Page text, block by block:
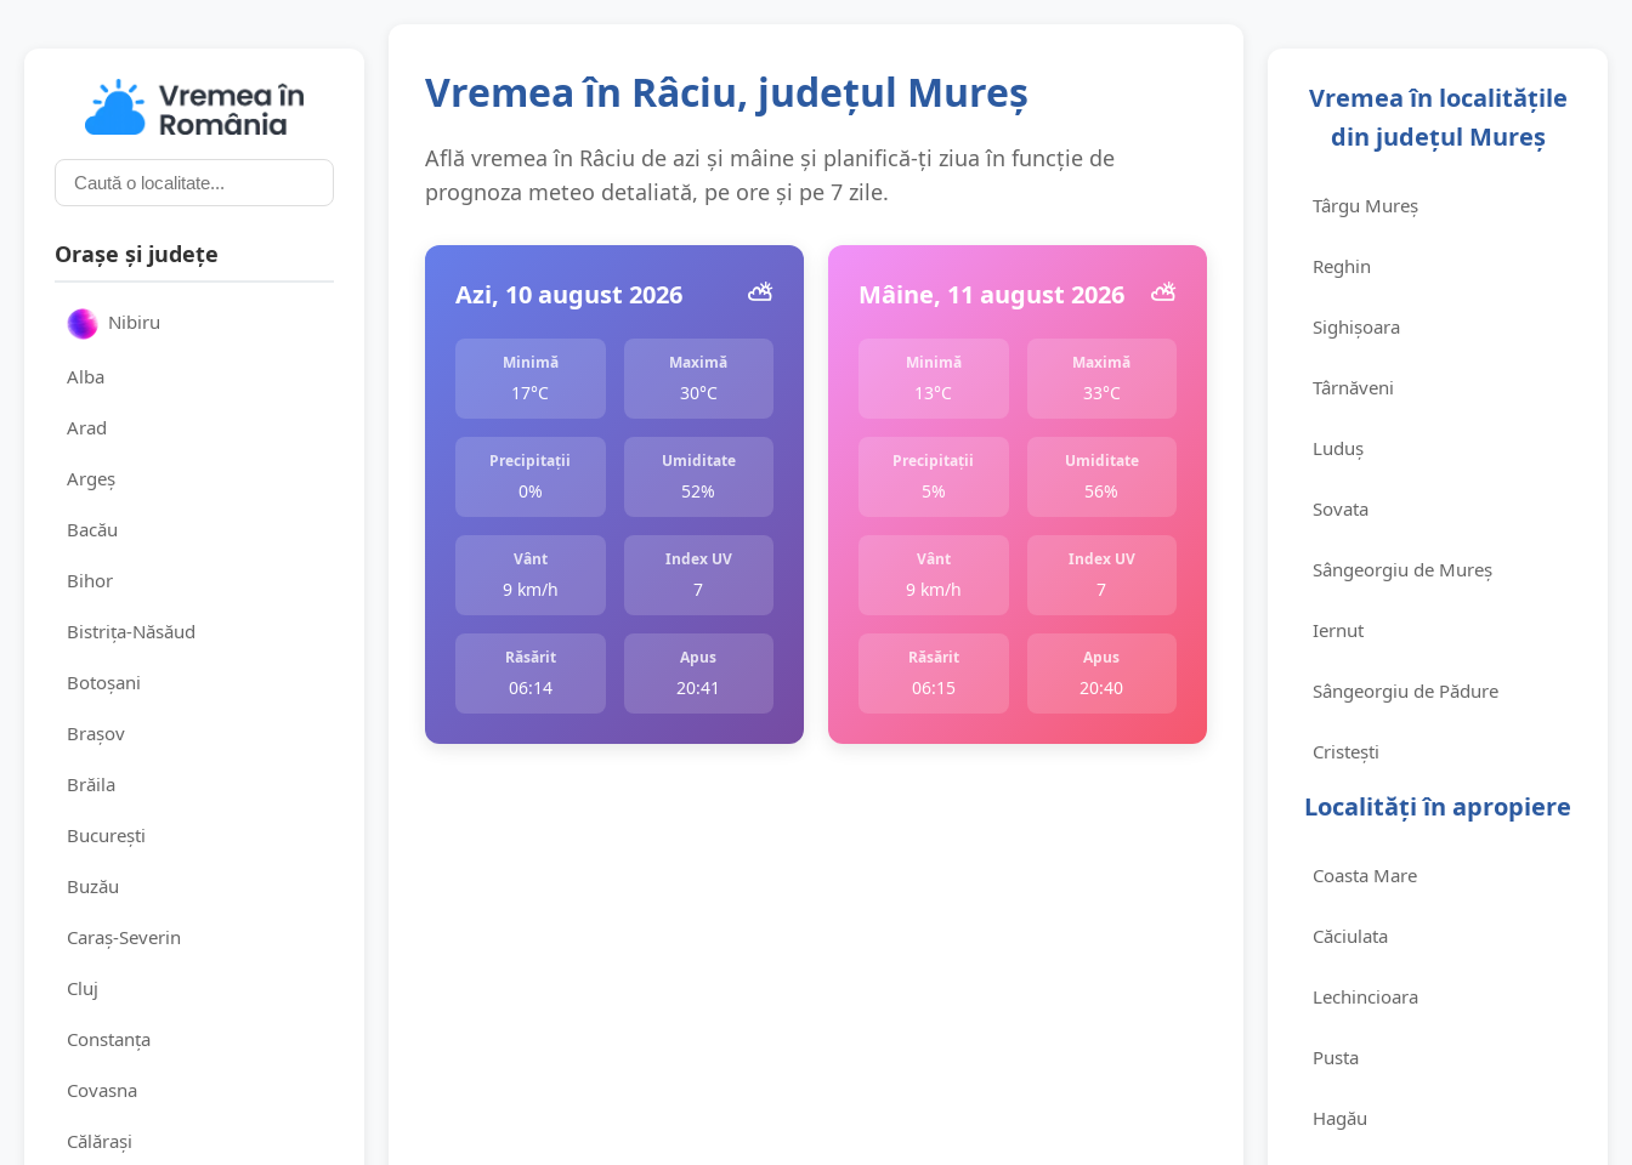
Orașe și județe
Nibiru
Alba
Arad
Argeș
Bacău
Bihor
Bistrița-Năsăud
Botoșani
Brașov
Brăila
București
Buzău
Caraș-Severin
Cluj
Constanța
Covasna
Călărași
Vremea în Râciu, județul Mureș
Află vremea în Râciu de azi și mâine și planifică-ți ziua în funcție de
prognoza meteo detaliată, pe ore și pe 7 zile.
Azi, 10 august 2026 ⛅️
Minimă
17°C
Maximă
30°C
Precipitații
0%
Umiditate
52%
Vânt
9 km/h
Index UV
7
Răsărit
06:14
Apus
20:41
Mâine, 11 august 2026 ⛅️
Minimă
13°C
Maximă
33°C
Precipitații
5%
Umiditate
56%
Vânt
9 km/h
Index UV
7
Răsărit
06:15
Apus
20:40
Vremea în localitățile
din județul Mureș
Târgu Mureș
Reghin
Sighișoara
Târnăveni
Luduș
Sovata
Sângeorgiu de Mureș
Iernut
Sângeorgiu de Pădure
Cristești
Localități în apropiere
Coasta Mare
Căciulata
Lechincioara
Pusta
Hagău